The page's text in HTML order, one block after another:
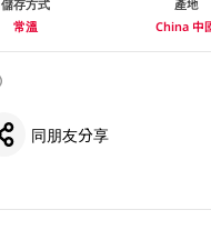
儲存方式
常溫
產地
China 中
同朋友分享